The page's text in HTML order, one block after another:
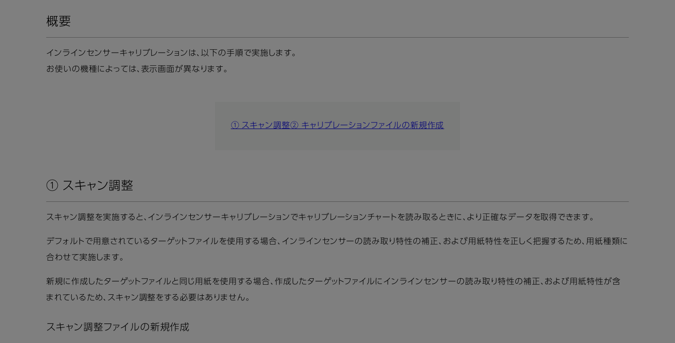
概要
インラインセンサーキャリブレーションは、以下の手順で実施します。
お使いの機種によっては、表示画面が異なります。
① スキャン調整② キャリブレーションファイルの新規作成
① スキャン調整
スキャン調整を実施すると、インラインセンサーキャリブレーションでキャリブレーションチャートを読み取るときに、より正確なデータを取得できます。
デフォルトで用意されているターゲットファイルを使用する場合、インラインセンサーの読み取り特性の補正、および用紙特性を正しく把握するため、用紙種類に
合わせて実施します。
新規に作成したターゲットファイルと同じ用紙を使用する場合、作成したターゲットファイルにインラインセンサーの読み取り特性の補正、および用紙特性が含
まれているため、スキャン調整をする必要はありません。
スキャン調整ファイルの新規作成